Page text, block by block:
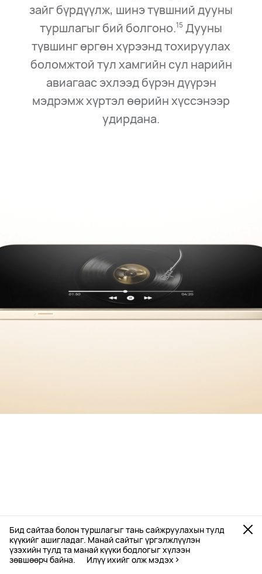
Бид сайтаа болон туршлагыг тань сайжруулахын тулд
күүкийг ашигладаг. Манай сайтыг үргэлжлүүлэн
үзэхийн тулд та манай күүки бодлогыг хүлээн
зөвшөөрч байна.
Илүү ихийг олж мэдэх
зайг бүрдүүлж, шинэ түвшний дууны
туршлагыг бий болгоно.15 Дууны
түвшинг өргөн хүрээнд тохируулах
боломжтой тул хамгийн сул нарийн
авиагаас эхлээд бүрэн дүүрэн
мэдрэмж хүртэл өөрийн хүссэнээр
удирдана.